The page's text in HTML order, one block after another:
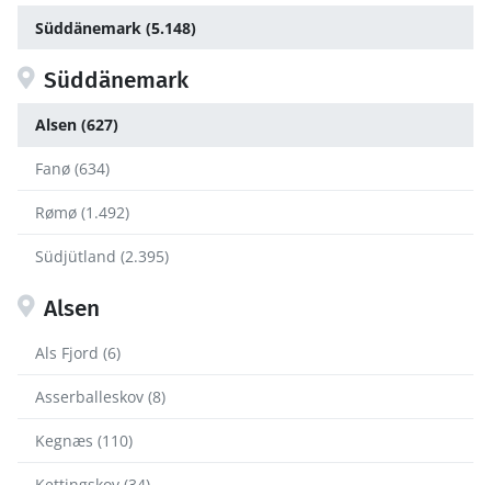
Süddänemark (5.148)
Süddänemark
Alsen (627)
Fanø (634)
Rømø (1.492)
Südjütland (2.395)
Alsen
Als Fjord (6)
Asserballeskov (8)
Kegnæs (110)